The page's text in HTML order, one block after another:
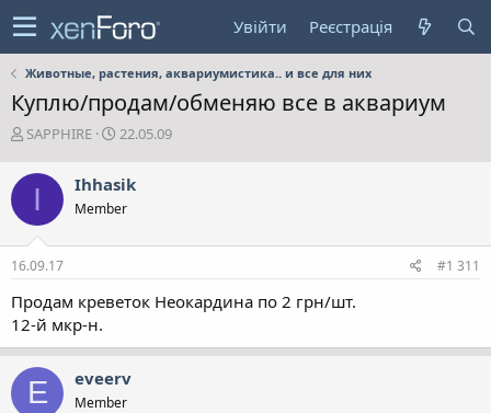
Увійти Реєстрація
Животные, растения, аквариумистика.. и все для них
Куплю/продам/обменяю все в аквариум
А
т
т
е
м
SAPPHIRE
Д
а
с
в
е
н
22.05.09
I Ihhasik
Member
16.09.17 #1 311
Продам креветок Неокардина по 2 грн/шт.
12-й мкр-н.
E eveerv
Member